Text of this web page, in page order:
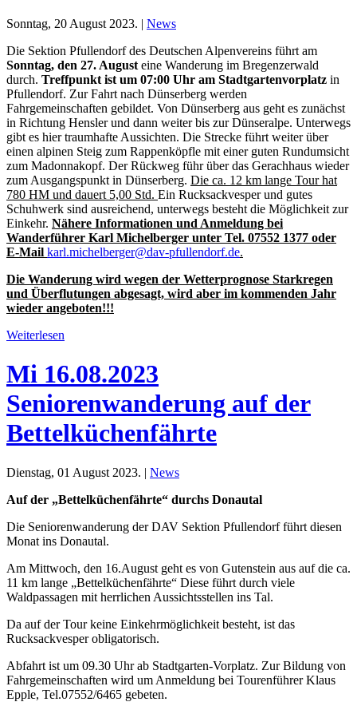
Sonntag, 20 August 2023. | News
Die Sektion Pfullendorf des Deutschen Alpenvereins führt am
Sonntag, den 27. August eine Wanderung im Bregenzerwald
durch. Treffpunkt ist um 07:00 Uhr am Stadtgartenvorplatz in
Pfullendorf. Zur Fahrt nach Dünserberg werden
Fahrgemeinschaften gebildet. Von Dünserberg aus geht es zunächst
in Richtung Hensler und dann weiter bis zur Dünseralpe. Unterwegs
gibt es hier traumhafte Aussichten. Die Strecke führt weiter über
einen alpinen Steig zum Rappenköpfle mit einer guten Rundumsicht
zum Madonnakopf. Der Rückweg führ über das Gerachhaus wieder
zum Ausgangspunkt in Dünserberg. Die ca. 12 km lange Tour hat
780 HM und dauert 5,00 Std. Ein Rucksackvesper und gutes
Schuhwerk sind ausreichend, unterwegs besteht die Möglichkeit zur
Einkehr. Nähere Informationen und Anmeldung bei
Wanderführer Karl Michelberger unter Tel. 07552 1377 oder
E-Mail karl.michelberger@dav-pfullendorf.de.
Die Wanderung wird wegen der Wetterprognose Starkregen
und Überflutungen abgesagt, wird aber im kommenden Jahr
wieder angeboten!!!
Weiterlesen
Mi 16.08.2023
Seniorenwanderung auf der
Bettelküchenfährte
Dienstag, 01 August 2023. | News
Auf der „Bettelküchenfährte“ durchs Donautal
Die Seniorenwanderung der DAV Sektion Pfullendorf führt diesen
Monat ins Donautal.
Am Mittwoch, den 16.August geht es von Gutenstein aus auf die ca.
11 km lange „Bettelküchenfährte“ Diese führt durch viele
Waldpassagen mit herrlichen Aussichtsstellen ins Tal.
Da auf der Tour keine Einkehrmöglichkeit besteht, ist das
Rucksackvesper obligatorisch.
Abfahrt ist um 09.30 Uhr ab Stadtgarten-Vorplatz. Zur Bildung von
Fahrgemeinschaften wird um Anmeldung bei Tourenführer Klaus
Epple, Tel.07552/6465 gebeten.